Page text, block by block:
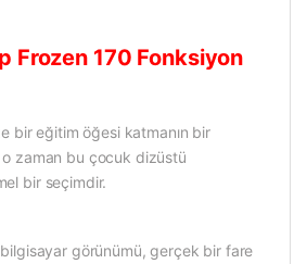
Frozen 170 Fonksiyon
bir eğitim öğesi katmanın bir
o zaman bu çocuk dizüstü
bir seçimdir.
görünümü, gerçek bir fare